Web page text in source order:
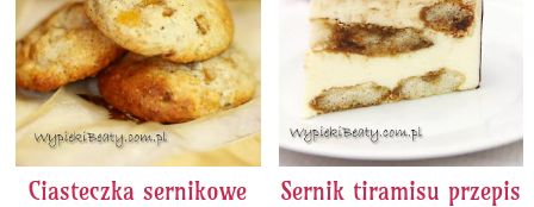
Ciasteczka sernikowe Sernik tiramisu przepis